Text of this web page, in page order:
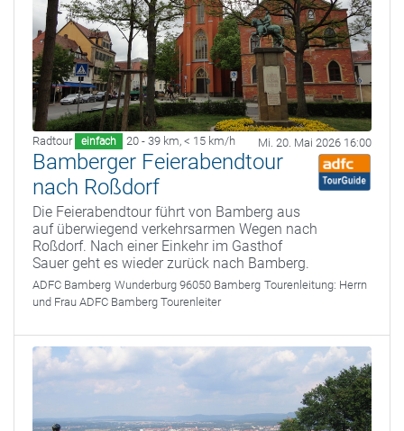
Radtour einfach 20 - 39 km, < 15 km/h Mi. 20. Mai 2026 16:00
Bamberger Feierabendtour
nach Roßdorf
Die Feierabendtour führt von Bamberg aus
auf überwiegend verkehrsarmen Wegen nach
Roßdorf. Nach einer Einkehr im Gasthof
Sauer geht es wieder zurück nach Bamberg.
ADFC Bamberg Wunderburg 96050 Bamberg Tourenleitung: Herrn
und Frau ADFC Bamberg Tourenleiter